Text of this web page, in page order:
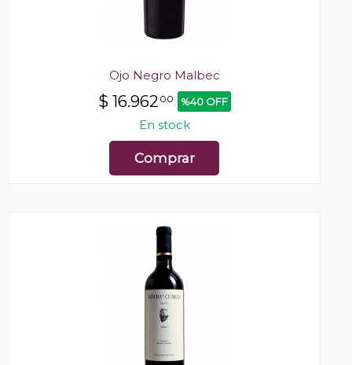
Ojo Negro Malbec
$ 16.962 00 %40 OFF
En stock
Comprar